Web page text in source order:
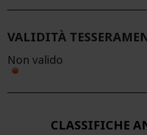
VALIDITÀ
Non valido
CLASSIFICHE